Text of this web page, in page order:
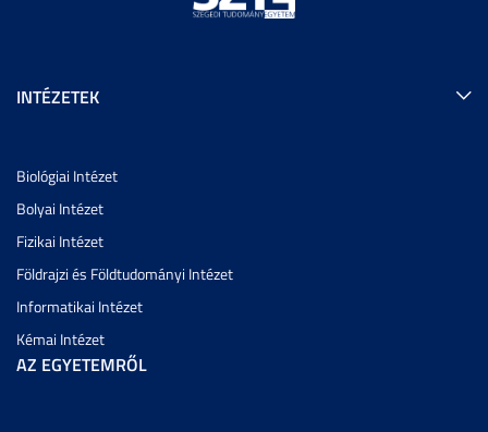
INTÉZETEK
Biológiai Intézet
Bolyai Intézet
Fizikai Intézet
Földrajzi és Földtudományi Intézet
Informatikai Intézet
Kémai Intézet
AZ EGYETEMRŐL